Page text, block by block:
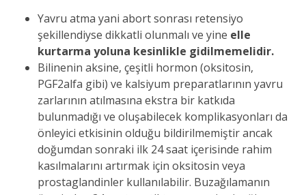
Yavru atma yani abort sonrası retensiyo
şekillendiyse dikkatli olunmalı ve yine elle
kurtarma yoluna kesinlikle gidilmemelidir.
Bilinenin aksine, çeşitli hormon (oksitosin,
PGF2alfa gibi) ve kalsiyum preparatlarının yavru
zarlarının atılmasına ekstra bir katkıda
bulunmadığı ve oluşabilecek komplikasyonları da
önleyici etkisinin olduğu bildirilmemiştir ancak
doğumdan sonraki ilk 24 saat içerisinde rahim
kasılmalarını artırmak için oksitosin veya
prostaglandinler kullanılabilir. Buzağılamanın